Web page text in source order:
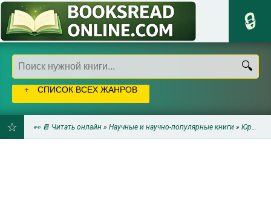
СПИСОК ВСЕХ ЖАНРОВ
👀 📔 Читать онлайн » Научные и научно-популярные книги » Юриспруденция